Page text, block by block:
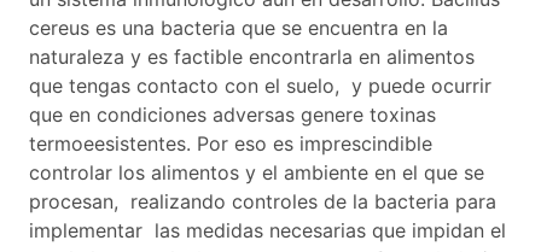
cereus es una bacteria que se encuentra en la
naturaleza y es factible encontrarla en alimentos
que tengas contacto con el suelo, y puede ocurrir
que en condiciones adversas genere toxinas
termoeesistentes. Por eso es imprescindible
controlar los alimentos y el ambiente en el que se
procesan, realizando controles de la bacteria para
implementar las medidas necesarias que impidan el